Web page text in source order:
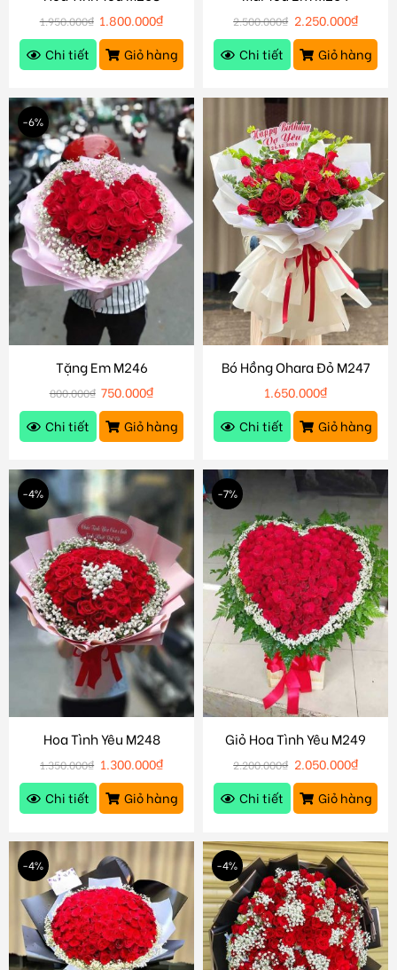
1.950.000₫ 1.800.000₫
Chi tiết
Giỏ hàng
2.500.000₫ 2.250.000₫
Chi tiết
Giỏ hàng
-6%
Tặng Em M246
800.000₫ 750.000₫
Chi tiết
Giỏ hàng
Bó Hồng Ohara Đỏ M247
1.650.000₫
Chi tiết
Giỏ hàng
-4%
Hoa Tình Yêu M248
1.350.000₫ 1.300.000₫
Chi tiết
Giỏ hàng
-7%
Giỏ Hoa Tình Yêu M249
2.200.000₫ 2.050.000₫
Chi tiết
Giỏ hàng
-4% -4%